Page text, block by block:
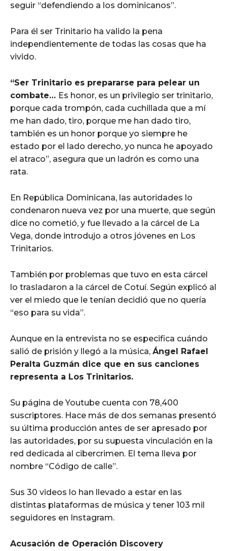
seguir “defendiendo a los dominicanos”.
Para él ser Trinitario ha valido la pena
independientemente de todas las cosas que ha
vivido.
“Ser Trinitario es prepararse para pelear un
combate… Es honor, es un privilegio ser trinitario,
porque cada trompón, cada cuchillada que a mí
me han dado, tiro, porque me han dado tiro,
también es un honor porque yo siempre he
estado por el lado derecho, yo nunca he apoyado
el atraco”, asegura que un ladrón es como una
rata.
En República Dominicana, las autoridades lo
condenaron nueva vez por una muerte, que según
dice no cometió, y fue llevado a la cárcel de La
Vega, donde introdujo a otros jóvenes en Los
Trinitarios.
También por problemas que tuvo en esta cárcel
lo trasladaron a la cárcel de Cotuí. Según explicó al
ver el miedo que le tenían decidió que no quería
“eso para su vida”.
Aunque en la entrevista no se especifica cuándo
salió de prisión y llegó a la música, Ángel Rafael
Peralta Guzmán dice que en sus canciones
representa a Los Trinitarios.
Su página de Youtube cuenta con 78,400
suscriptores. Hace más de dos semanas presentó
su última producción antes de ser apresado por
las autoridades, por su supuesta vinculación en la
red dedicada al cibercrimen. El tema lleva por
nombre “Código de calle”.
Sus 30 videos lo han llevado a estar en las
distintas plataformas de música y tener 103 mil
seguidores en Instagram.
Acusación de Operación Discovery